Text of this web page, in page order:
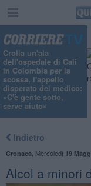
Crolla un'ala
dell'ospedale di Calì
in Colombia per la
scossa, l'appello
disperato del medico:
«C'è gente sotto,
serve aiuto»
Indietro
Cronaca Mercoledì 19
Alcol a minori